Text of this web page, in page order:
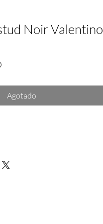
Noir Valentino
Precio
oferta
Agotado
Aplica solo para fallas del